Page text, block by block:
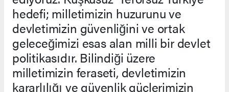
hedefi; milletimizin huzurunu ve
devletimizin güvenliğini ve ortak
geleceğimizi esas alan milli bir devlet
politikasıdır. Bilindiği üzere
milletimizin feraseti, devletimizin
kararlılığı ve güvenlik güçlerimizin